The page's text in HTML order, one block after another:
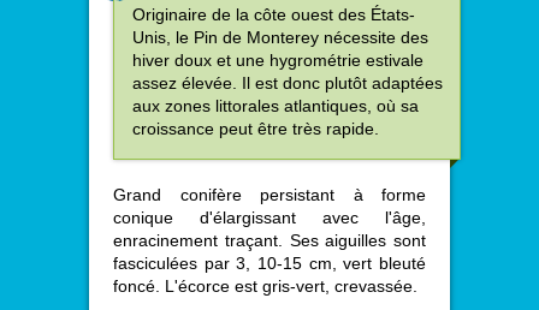
Originaire de la côte ouest des États-
Unis, le Pin de Monterey nécessite des
hiver doux et une hygrométrie estivale
assez élevée. Il est donc plutôt adaptées
aux zones littorales atlantiques, où sa
croissance peut être très rapide.
Grand conifère persistant à forme
conique d'élargissant avec l'âge,
enracinement traçant. Ses aiguilles sont
fasciculées par 3, 10-15 cm, vert bleuté
foncé. L'écorce est gris-vert, crevassée.